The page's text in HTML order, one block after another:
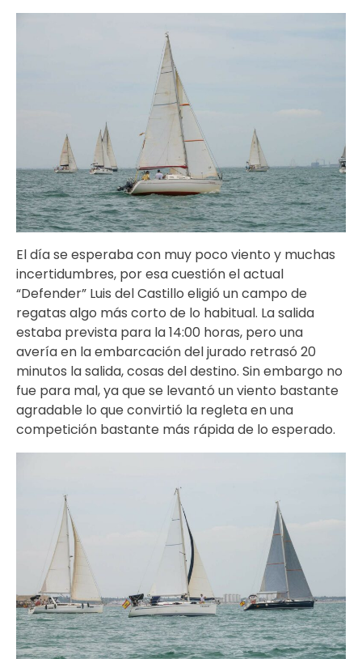
El día se esperaba con muy poco viento y muchas
incertidumbres, por esa cuestión el actual
“Defender” Luis del Castillo eligió un campo de
regatas algo más corto de lo habitual. La salida
estaba prevista para la 14:00 horas, pero una
avería en la embarcación del jurado retrasó 20
minutos la salida, cosas del destino. Sin embargo no
fue para mal, ya que se levantó un viento bastante
agradable lo que convirtió la regleta en una
competición bastante más rápida de lo esperado.